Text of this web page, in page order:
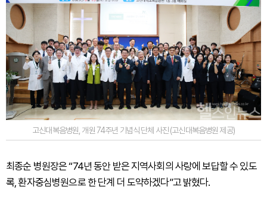
고신대복음병원, 개원 74주년 기념식 단체 사진 (고신대복음병원 제공)
최종순 병원장은 “74년 동안 받은 지역사회의 사랑에 보답할 수 있도
록, 환자중심병원으로 한 단계 더 도약하겠다”고 밝혔다.